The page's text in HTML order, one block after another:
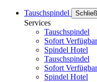
Tauschspindel
Services
Tauschspindel
Sofort
Spindel Hotel
Tauschspindel
Sofort
Spindel Hotel